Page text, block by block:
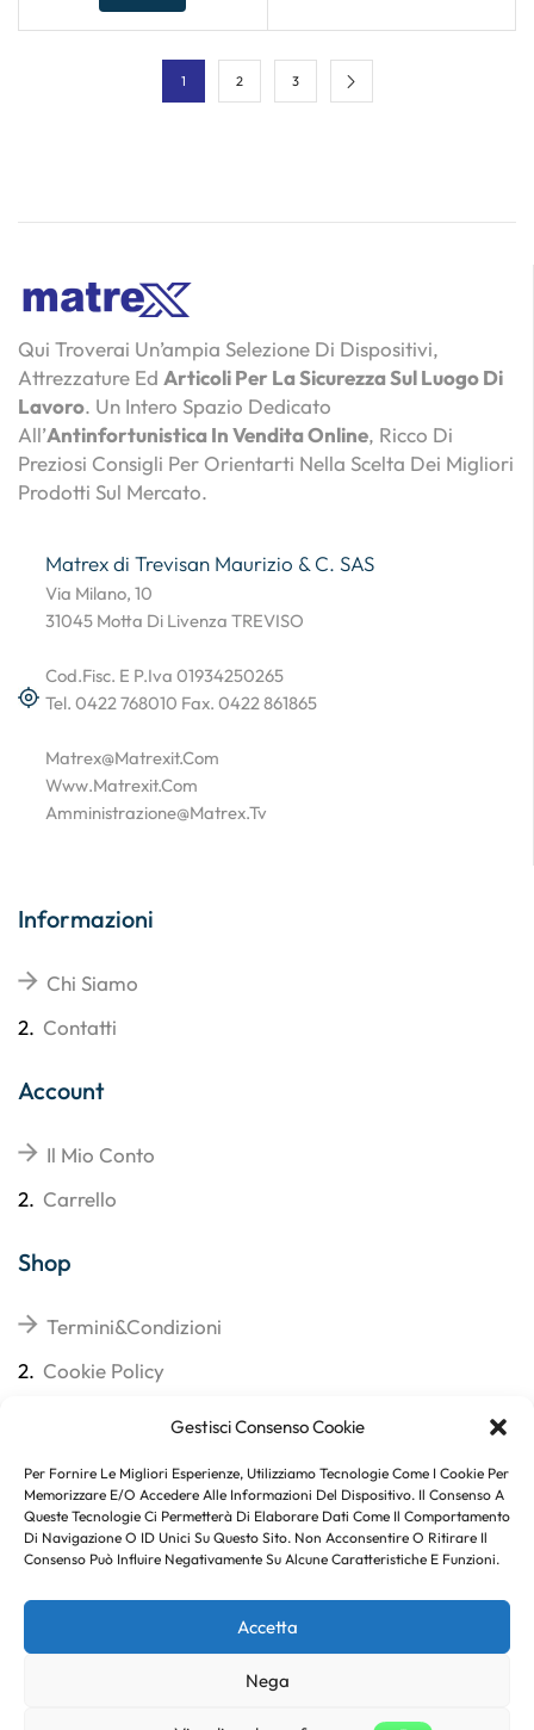
Gestisci Consenso Cookie
Per Fornire Le Migliori Esperienze, Utilizziamo Tecnologie Come I Cookie Per
Memorizzare E/o Accedere Alle Informazioni Del Dispositivo. Il Consenso A
Queste Tecnologie Ci Permetterà Di Elaborare Dati Come Il Comportamento
Di Navigazione O ID Unici Su Questo Sito. Non Acconsentire O Ritirare Il
Consenso Può Influire Negativamente Su Alcune Caratteristiche E Funzioni.
Accetta
Nega
1 2 3
Qui Troverai Un’ampia Selezione Di Dispositivi,
Attrezzature Ed Articoli Per La Sicurezza Sul Luogo Di
Lavoro. Un Intero Spazio Dedicato
All’Antinfortunistica In Vendita Online, Ricco Di
Preziosi Consigli Per Orientarti Nella Scelta Dei Migliori
Prodotti Sul Mercato.
Matrex di Trevisan Maurizio & C. SAS
Via Milano, 10
31045 Motta Di Livenza TREVISO
Cod.Fisc. E P.Iva 01934250265
Tel. 0422 768010 Fax. 0422 861865
Matrex@matrexit.com
Www.matrexit.com
Amministrazione@matrex.tv
Informazioni
Chi Siamo
2. Contatti
Account
Il Mio Conto
2. Carrello
Shop
Termini&Condizioni
2. Cookie Policy